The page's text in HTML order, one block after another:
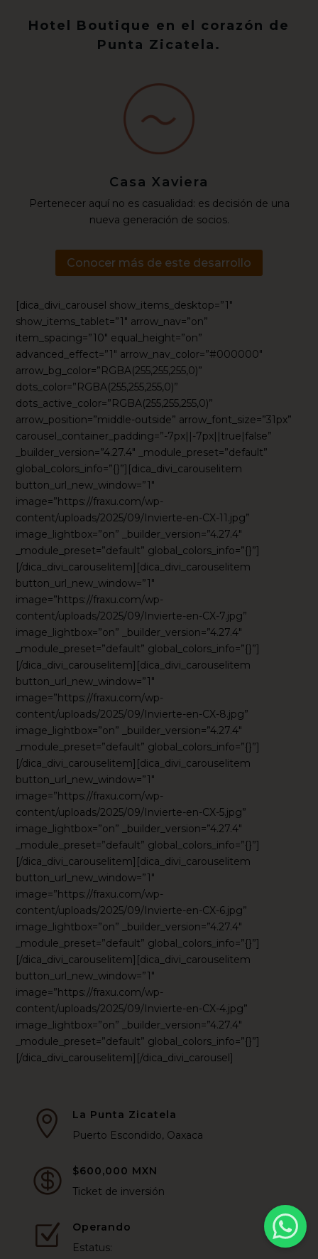
Hotel Boutique en el corazón de
Punta Zicatela.
Casa Xaviera
Pertenecer aquí no es casualidad: es decisión de una
nueva generación de socios.
Conocer más de este desarrollo
[dica_divi_carousel show_items_desktop=”1″
show_items_tablet=”1″ arrow_nav=”on”
item_spacing=”10″ equal_height=”on”
advanced_effect=”1″ arrow_nav_color=”#000000″
arrow_bg_color=”RGBA(255,255,255,0)”
dots_color=”RGBA(255,255,255,0)”
dots_active_color=”RGBA(255,255,255,0)”
arrow_position=”middle-outside” arrow_font_size=”31px”
carousel_container_padding=”-7px||-7px||true|false”
_builder_version=”4.27.4″ _module_preset=”default”
global_colors_info=”{}”][dica_divi_carouselitem
button_url_new_window=”1″
image=”https://fraxu.com/wp-
content/uploads/2025/09/Invierte-en-CX-11.jpg”
image_lightbox=”on” _builder_version=”4.27.4″
_module_preset=”default” global_colors_info=”{}”]
[/dica_divi_carouselitem][dica_divi_carouselitem
button_url_new_window=”1″
image=”https://fraxu.com/wp-
content/uploads/2025/09/Invierte-en-CX-7.jpg”
image_lightbox=”on” _builder_version=”4.27.4″
_module_preset=”default” global_colors_info=”{}”]
[/dica_divi_carouselitem][dica_divi_carouselitem
button_url_new_window=”1″
image=”https://fraxu.com/wp-
content/uploads/2025/09/Invierte-en-CX-8.jpg”
image_lightbox=”on” _builder_version=”4.27.4″
_module_preset=”default” global_colors_info=”{}”]
[/dica_divi_carouselitem][dica_divi_carouselitem
button_url_new_window=”1″
image=”https://fraxu.com/wp-
content/uploads/2025/09/Invierte-en-CX-5.jpg”
image_lightbox=”on” _builder_version=”4.27.4″
_module_preset=”default” global_colors_info=”{}”]
[/dica_divi_carouselitem][dica_divi_carouselitem
button_url_new_window=”1″
image=”https://fraxu.com/wp-
content/uploads/2025/09/Invierte-en-CX-6.jpg”
image_lightbox=”on” _builder_version=”4.27.4″
_module_preset=”default” global_colors_info=”{}”]
[/dica_divi_carouselitem][dica_divi_carouselitem
button_url_new_window=”1″
image=”https://fraxu.com/wp-
content/uploads/2025/09/Invierte-en-CX-4.jpg”
image_lightbox=”on” _builder_version=”4.27.4″
_module_preset=”default” global_colors_info=”{}”]
[/dica_divi_carouselitem][/dica_divi_carousel]

La Punta Zicatela
Puerto Escondido, Oaxaca

$600,000 MXN
Ticket de inversión
Z
Operando
Estatus: